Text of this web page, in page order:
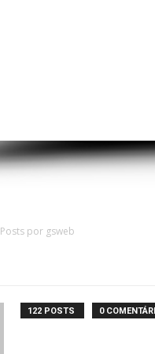
Posts por gsweb
122 POSTS 0